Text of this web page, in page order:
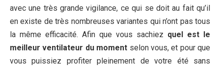
avec une très grande vigilance, ce qui se doit au fait qu’il
en existe de très nombreuses variantes qui n’ont pas tous
la même efficacité. Afin que vous sachiez quel est le
meilleur ventilateur du moment selon vous, et pour que
vous puissiez profiter pleinement de votre été sans